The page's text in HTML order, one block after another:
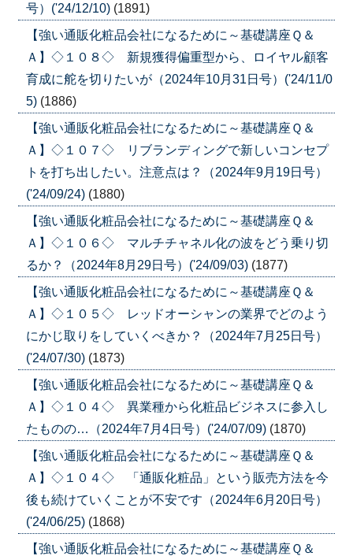
号）('24/12/10) (1891)
【強い通販化粧品会社になるために～基礎講座Ｑ＆
Ａ】◇１０８◇ 新規獲得偏重型から、ロイヤル顧客
育成に舵を切りたいが（2024年10月31日号）('24/11/0
5) (1886)
【強い通販化粧品会社になるために～基礎講座Ｑ＆
Ａ】◇１０７◇ リブランディングで新しいコンセプ
トを打ち出したい。注意点は？（2024年9月19日号）
('24/09/24) (1880)
【強い通販化粧品会社になるために～基礎講座Ｑ＆
Ａ】◇１０６◇ マルチチャネル化の波をどう乗り切
るか？（2024年8月29日号）('24/09/03) (1877)
【強い通販化粧品会社になるために～基礎講座Ｑ＆
Ａ】◇１０５◇ レッドオーシャンの業界でどのよう
にかじ取りをしていくべきか？（2024年7月25日号）
('24/07/30) (1873)
【強い通販化粧品会社になるために～基礎講座Ｑ＆
Ａ】◇１０４◇ 異業種から化粧品ビジネスに参入し
たものの…（2024年7月4日号）('24/07/09) (1870)
【強い通販化粧品会社になるために～基礎講座Ｑ＆
Ａ】◇１０４◇ 「通販化粧品」という販売方法を今
後も続けていくことが不安です（2024年6月20日号）
('24/06/25) (1868)
【強い通販化粧品会社になるために～基礎講座Ｑ＆